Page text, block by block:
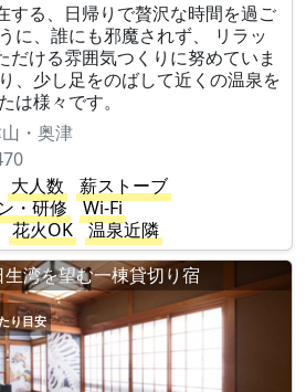
する、日帰りで贅沢な時間を過ご
に、誰にも邪魔されず、 リラッ
だける雰囲気つくりに努めていま
、少し足をのばして近くの温泉を
は様々です。
・奥津
大人数
薪ストーブ
・研修
Wi-Fi
花火OK
温泉近隣
湾を望む一棟貸切り宿
り目安